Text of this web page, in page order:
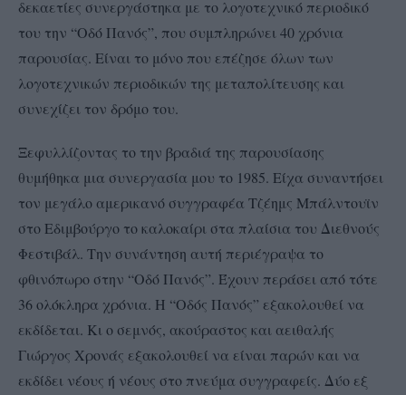
δεκαετίες συνεργάστηκα με το λογοτεχνικό περιοδικό
του την “Οδό Πανός”, που συμπληρώνει 40 χρόνια
παρουσίας. Είναι το μόνο που επέζησε όλων των
λογοτεχνικών περιοδικών της μεταπολίτευσης και
συνεχίζει τον δρόμο του.
Ξεφυλλίζοντας το την βραδιά της παρουσίασης
θυμήθηκα μια συνεργασία μου το 1985. Είχα συναντήσει
τον μεγάλο αμερικανό συγγραφέα Τζέημς Μπάλντουϊν
στο Εδιμβούργο το καλοκαίρι στα πλαίσια του Διεθνούς
Φεστιβάλ. Την συνάντηση αυτή περιέγραψα το
φθινόπωρο στην “Οδό Πανός”. Έχουν περάσει από τότε
36 ολόκληρα χρόνια. Η “Οδός Πανός” εξακολουθεί να
εκδίδεται. Κι ο σεμνός, ακούραστος και αειθαλής
Γιώργος Χρονάς εξακολουθεί να είναι παρών και να
εκδίδει νέους ή νέους στο πνεύμα συγγραφείς. Δύο εξ